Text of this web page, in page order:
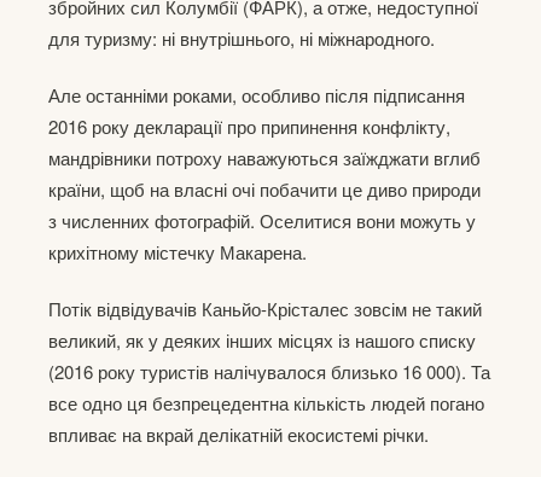
збройних сил Колумбії (ФАРК), а отже, недоступної
для туризму: ні внутрішнього, ні міжнародного.
Але останніми роками, особливо після підписання
2016 року декларації про припинення конфлікту,
мандрівники потроху наважуються заїжджати вглиб
країни, щоб на власні очі побачити це диво природи
з численних фотографій. Оселитися вони можуть у
крихітному містечку Макарена.
Потік відвідувачів Каньйо-Крісталес зовсім не такий
великий, як у деяких інших місцях із нашого списку
(2016 року туристів налічувалося близько 16 000). Та
все одно ця безпрецедентна кількість людей погано
впливає на вкрай делікатній екосистемі річки.